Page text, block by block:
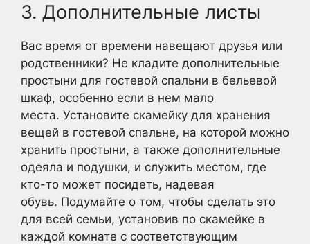
3. Дополнительные листы
Вас время от времени навещают друзья или
родственники? Не кладите дополнительные
простыни для гостевой спальни в бельевой
шкаф, особенно если в нем мало
места. Установите скамейку для хранения
вещей в гостевой спальне, на которой можно
хранить простыни, а также дополнительные
одеяла и подушки, и служить местом, где
кто-то может посидеть, надевая
обувь. Подумайте о том, чтобы сделать это
для всей семьи, установив по скамейке в
каждой комнате с соответствующим